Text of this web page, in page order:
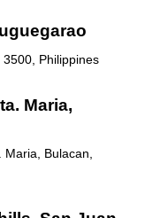
Philippines
Maria,
Bulacan,